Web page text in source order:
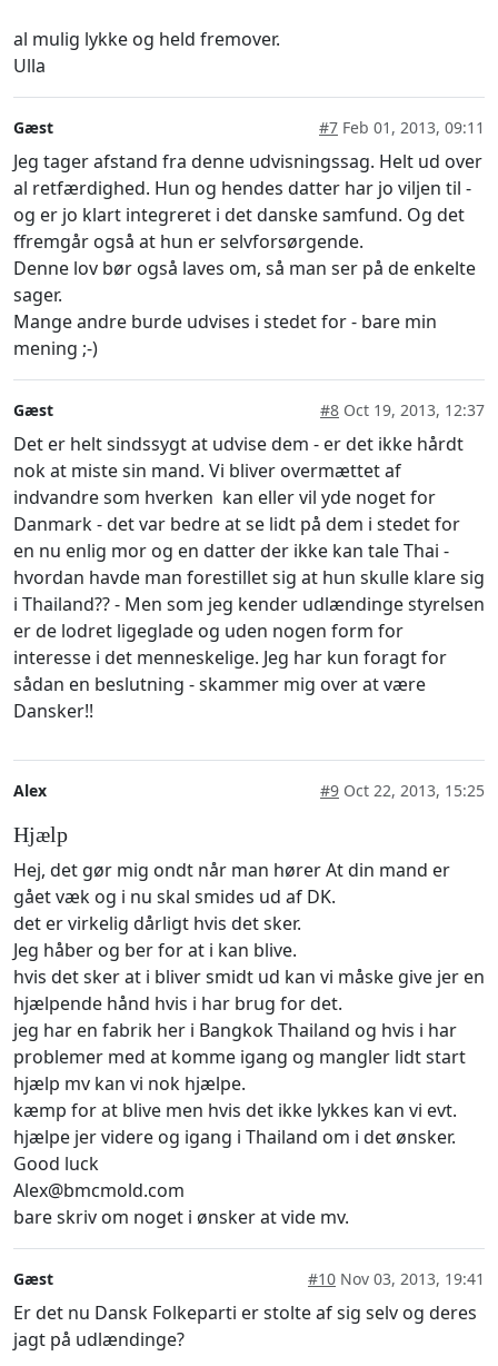
al mulig lykke og held fremover.
Ulla
Gæst #7 Feb 01, 2013, 09:11
Jeg tager afstand fra denne udvisningssag. Helt ud over
al retfærdighed. Hun og hendes datter har jo viljen til -
og er jo klart integreret i det danske samfund. Og det
ffremgår også at hun er selvforsørgende.
Denne lov bør også laves om, så man ser på de enkelte
sager.
Mange andre burde udvises i stedet for - bare min
mening ;-)
Gæst #8 Oct 19, 2013, 12:37
Det er helt sindssygt at udvise dem - er det ikke hårdt
nok at miste sin mand. Vi bliver overmættet af
indvandre som hverken kan eller vil yde noget for
Danmark - det var bedre at se lidt på dem i stedet for
en nu enlig mor og en datter der ikke kan tale Thai -
hvordan havde man forestillet sig at hun skulle klare sig
i Thailand?? - Men som jeg kender udlændinge styrelsen
er de lodret ligeglade og uden nogen form for
interesse i det menneskelige. Jeg har kun foragt for
sådan en beslutning - skammer mig over at være
Dansker!!
Alex #9 Oct 22, 2013, 15:25
Hjælp
Hej, det gør mig ondt når man hører At din mand er
gået væk og i nu skal smides ud af DK.
det er virkelig dårligt hvis det sker.
Jeg håber og ber for at i kan blive.
hvis det sker at i bliver smidt ud kan vi måske give jer en
hjælpende hånd hvis i har brug for det.
jeg har en fabrik her i Bangkok Thailand og hvis i har
problemer med at komme igang og mangler lidt start
hjælp mv kan vi nok hjælpe.
kæmp for at blive men hvis det ikke lykkes kan vi evt.
hjælpe jer videre og igang i Thailand om i det ønsker.
Good luck
Alex@bmcmold.com
bare skriv om noget i ønsker at vide mv.
Gæst #10 Nov 03, 2013, 19:41
Er det nu Dansk Folkeparti er stolte af sig selv og deres
jagt på udlændinge?